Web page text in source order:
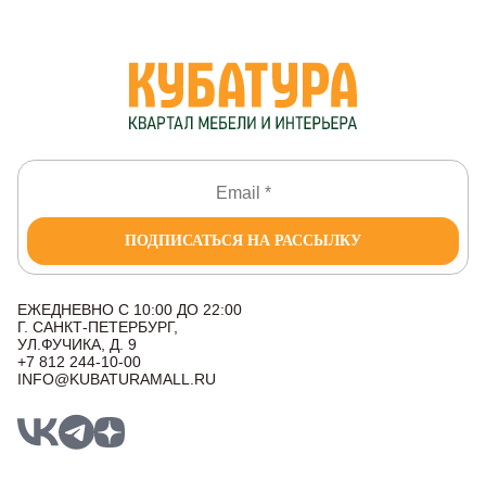
ПОДПИСАТЬСЯ НА РАССЫЛКУ
ЕЖЕДНЕВНО С 10:00 ДО 22:00
Г. САНКТ-ПЕТЕРБУРГ,
УЛ.ФУЧИКА, Д. 9
+7 812 244-10-00
INFO@KUBATURAMALL.RU